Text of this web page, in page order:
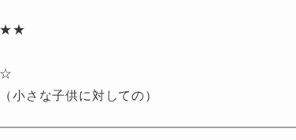
な子供に対しての）